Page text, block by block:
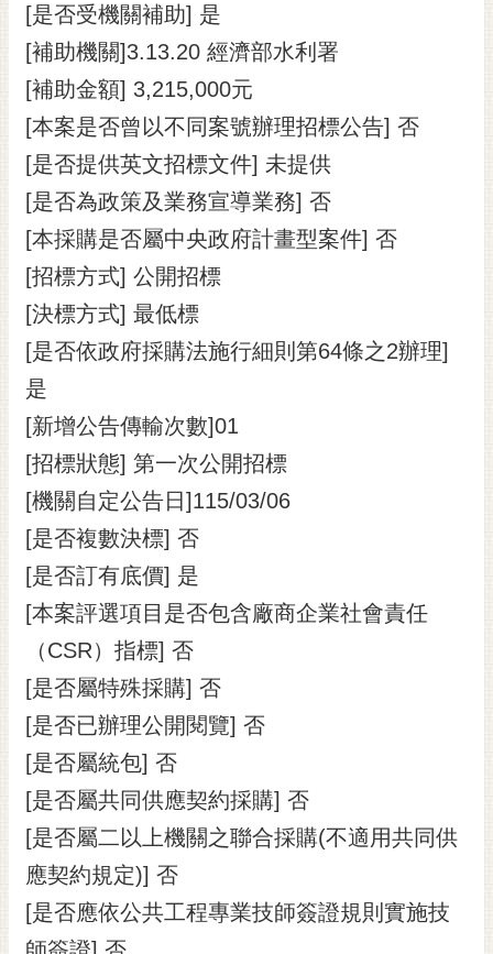
置
[是否受機關補助] 是
[補助機關]3.13.20 經濟部水利署
[補助金額] 3,215,000元
[本案是否曾以不同案號辦理招標公告] 否
[是否提供英文招標文件] 未提供
[是否為政策及業務宣導業務] 否
[本採購是否屬中央政府計畫型案件] 否
[招標方式] 公開招標
[決標方式] 最低標
[是否依政府採購法施行細則第64條之2辦理]
是
[新增公告傳輸次數]01
[招標狀態] 第一次公開招標
[機關自定公告日]115/03/06
[是否複數決標] 否
[是否訂有底價] 是
[本案評選項目是否包含廠商企業社會責任
（CSR）指標] 否
[是否屬特殊採購] 否
[是否已辦理公開閱覽] 否
[是否屬統包] 否
[是否屬共同供應契約採購] 否
[是否屬二以上機關之聯合採購(不適用共同供
應契約規定)] 否
[是否應依公共工程專業技師簽證規則實施技